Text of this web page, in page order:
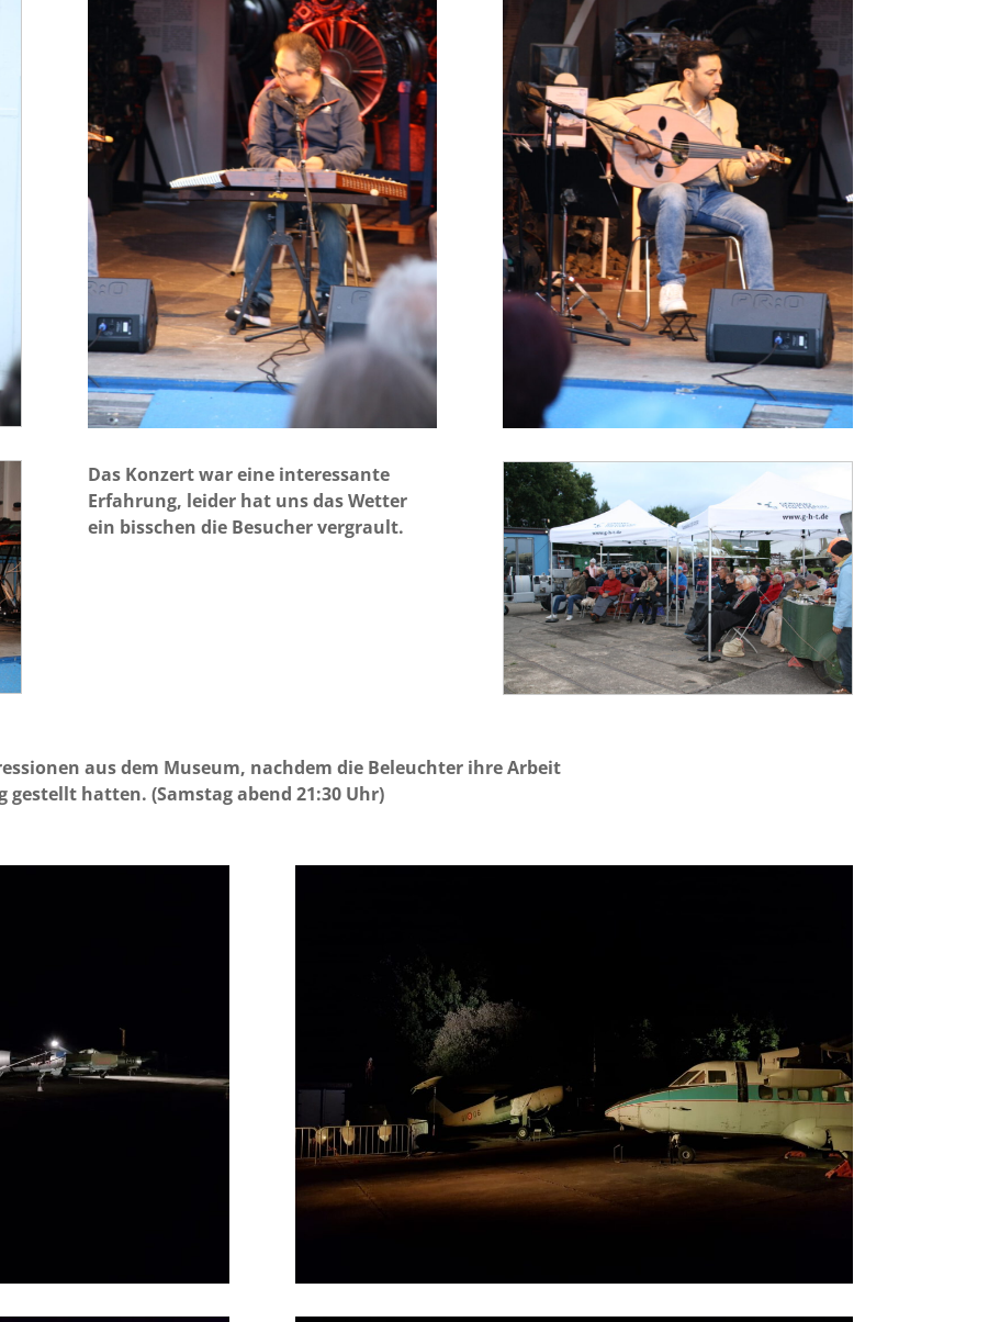
Das Konzert war eine interessante
Erfahrung, leider hat uns das Wetter
ein bisschen die Besucher vergrault.
aus dem Museum, nachdem die Beleuchter ihre Arbeit
gestellt hatten. (Samstag abend 21:30 Uhr)